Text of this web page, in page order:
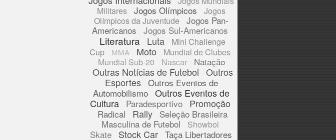
Militares
Jogos Olímpicos
Jogos
Olímpicos da Juventude
Jogos Pan-
Americanos Jogos Sul-Americanos
Literatura Luta
Mini Challenge
Cup
MMA Moto
Mundial de Clubes
Mundial Sub-20
Nascar Natação
Outras Notícias de Futebol Outros
Esportes Outros Eventos de
Automobilismo Outros Eventos de
Cultura
Paradesportivo Promoção
Radical Rally Seleção Brasileira
Masculina de Futebol
Showbol
Skate Stock Car Taça Libertadores